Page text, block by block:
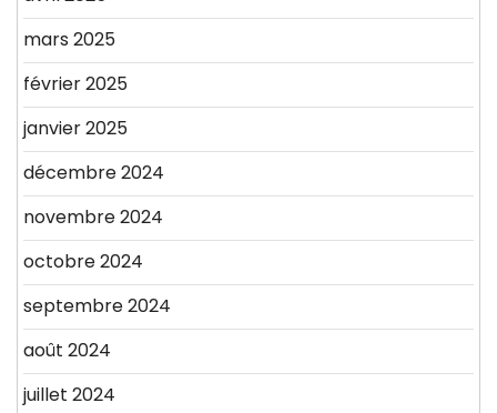
mars 2025
février 2025
janvier 2025
décembre 2024
novembre 2024
octobre 2024
septembre 2024
août 2024
juillet 2024